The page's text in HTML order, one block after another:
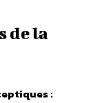
de la
: